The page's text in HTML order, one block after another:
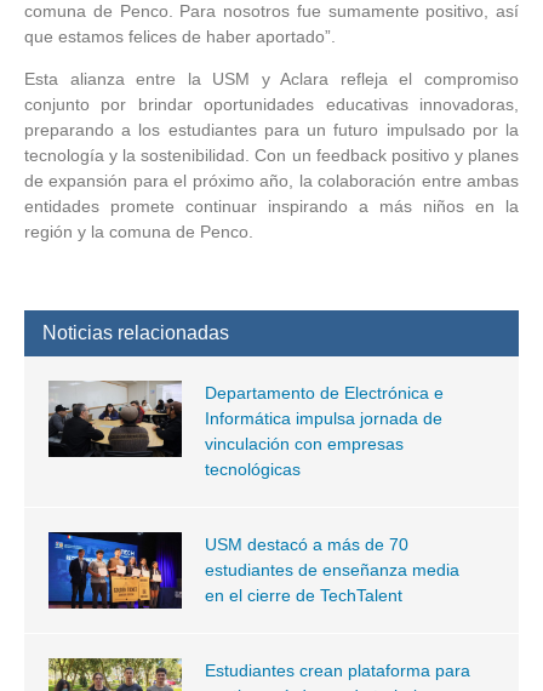
comuna de Penco. Para nosotros fue sumamente positivo, así
que estamos felices de haber aportado”.
Esta alianza entre la USM y Aclara refleja el compromiso
conjunto por brindar oportunidades educativas innovadoras,
preparando a los estudiantes para un futuro impulsado por la
tecnología y la sostenibilidad. Con un feedback positivo y planes
de expansión para el próximo año, la colaboración entre ambas
entidades promete continuar inspirando a más niños en la
región y la comuna de Penco.
Noticias relacionadas
Departamento de Electrónica e
Informática impulsa jornada de
vinculación con empresas
tecnológicas
USM destacó a más de 70
estudiantes de enseñanza media
en el cierre de TechTalent
Estudiantes crean plataforma para